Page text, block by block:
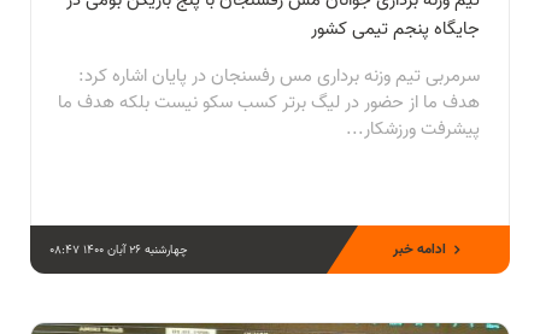
جایگاه پنجم تیمی کشور
سرمربی تیم وزنه برداری مس رفسنجان در پایان اشاره کرد:
هدف ما از حضور در لیگ برتر کسب سکو نیست بلکه هدف ما
پیشرفت ورزشکار...
چهارشنبه 26 آبان 1400 08:47 ادامه خبر